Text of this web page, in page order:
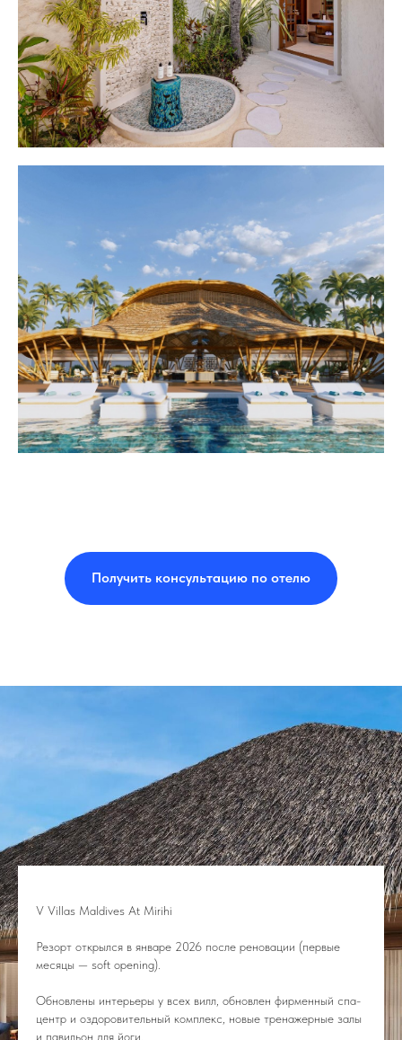
Получить консультацию по отелю
V Villas Maldives At Mirihi
Резорт открылся в январе 2026 после реновации (первые
месяцы — soft opening).
Обновлены интерьеры у всех вилл, обновлен фирменный спа-
центр и оздоровительный комплекс, новые тренажерные залы
и павильон для йоги.